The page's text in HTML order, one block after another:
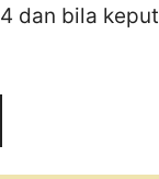
dan bila